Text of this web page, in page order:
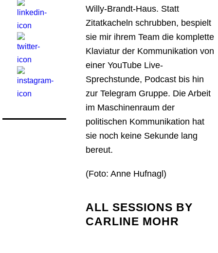
Willy-Brandt-Haus. Statt
Zitatkacheln schrubben, bespielt
sie mir ihrem Team die komplette
Klaviatur der Kommunikation von
einer YouTube Live-
Sprechstunde, Podcast bis hin
zur Telegram Gruppe. Die Arbeit
im Maschinenraum der
politischen Kommunikation hat
sie noch keine Sekunde lang
bereut.
(Foto: Anne Hufnagl)
ALL SESSIONS BY
CARLINE MOHR